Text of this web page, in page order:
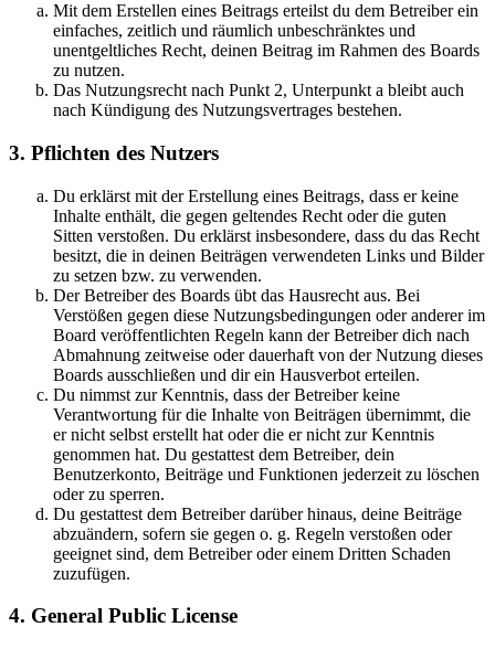
Mit dem Erstellen eines Beitrags erteilst du dem Betreiber ein
einfaches, zeitlich und räumlich unbeschränktes und
unentgeltliches Recht, deinen Beitrag im Rahmen des Boards
zu nutzen.
Das Nutzungsrecht nach Punkt 2, Unterpunkt a bleibt auch
nach Kündigung des Nutzungsvertrages bestehen.
3. Pflichten des Nutzers
Du erklärst mit der Erstellung eines Beitrags, dass er keine
Inhalte enthält, die gegen geltendes Recht oder die guten
Sitten verstoßen. Du erklärst insbesondere, dass du das Recht
besitzt, die in deinen Beiträgen verwendeten Links und Bilder
zu setzen bzw. zu verwenden.
Der Betreiber des Boards übt das Hausrecht aus. Bei
Verstößen gegen diese Nutzungsbedingungen oder anderer im
Board veröffentlichten Regeln kann der Betreiber dich nach
Abmahnung zeitweise oder dauerhaft von der Nutzung dieses
Boards ausschließen und dir ein Hausverbot erteilen.
Du nimmst zur Kenntnis, dass der Betreiber keine
Verantwortung für die Inhalte von Beiträgen übernimmt, die
er nicht selbst erstellt hat oder die er nicht zur Kenntnis
genommen hat. Du gestattest dem Betreiber, dein
Benutzerkonto, Beiträge und Funktionen jederzeit zu löschen
oder zu sperren.
Du gestattest dem Betreiber darüber hinaus, deine Beiträge
abzuändern, sofern sie gegen o. g. Regeln verstoßen oder
geeignet sind, dem Betreiber oder einem Dritten Schaden
zuzufügen.
4. General Public License